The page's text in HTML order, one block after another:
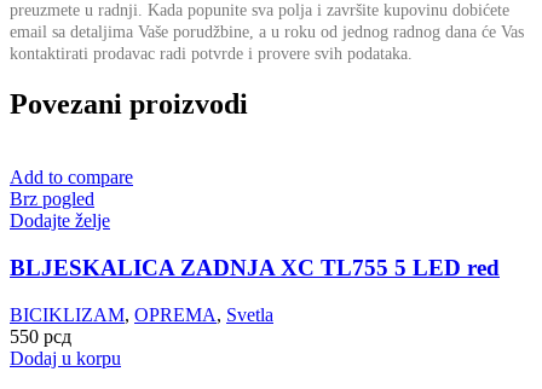
preuzmete u radnji. Kada popunite sva polja i završite kupovinu dobićete
email sa detaljima Vaše porudžbine, a u roku od jednog radnog dana će Vas
kontaktirati prodavac radi potvrde i provere svih podataka.
Povezani proizvodi
Add to compare
Brz pogled
Dodajte želje
BLJESKALICA ZADNJA XC TL755 5 LED red
BICIKLIZAM, OPREMA, Svetla
550 рсд
Dodaj u korpu